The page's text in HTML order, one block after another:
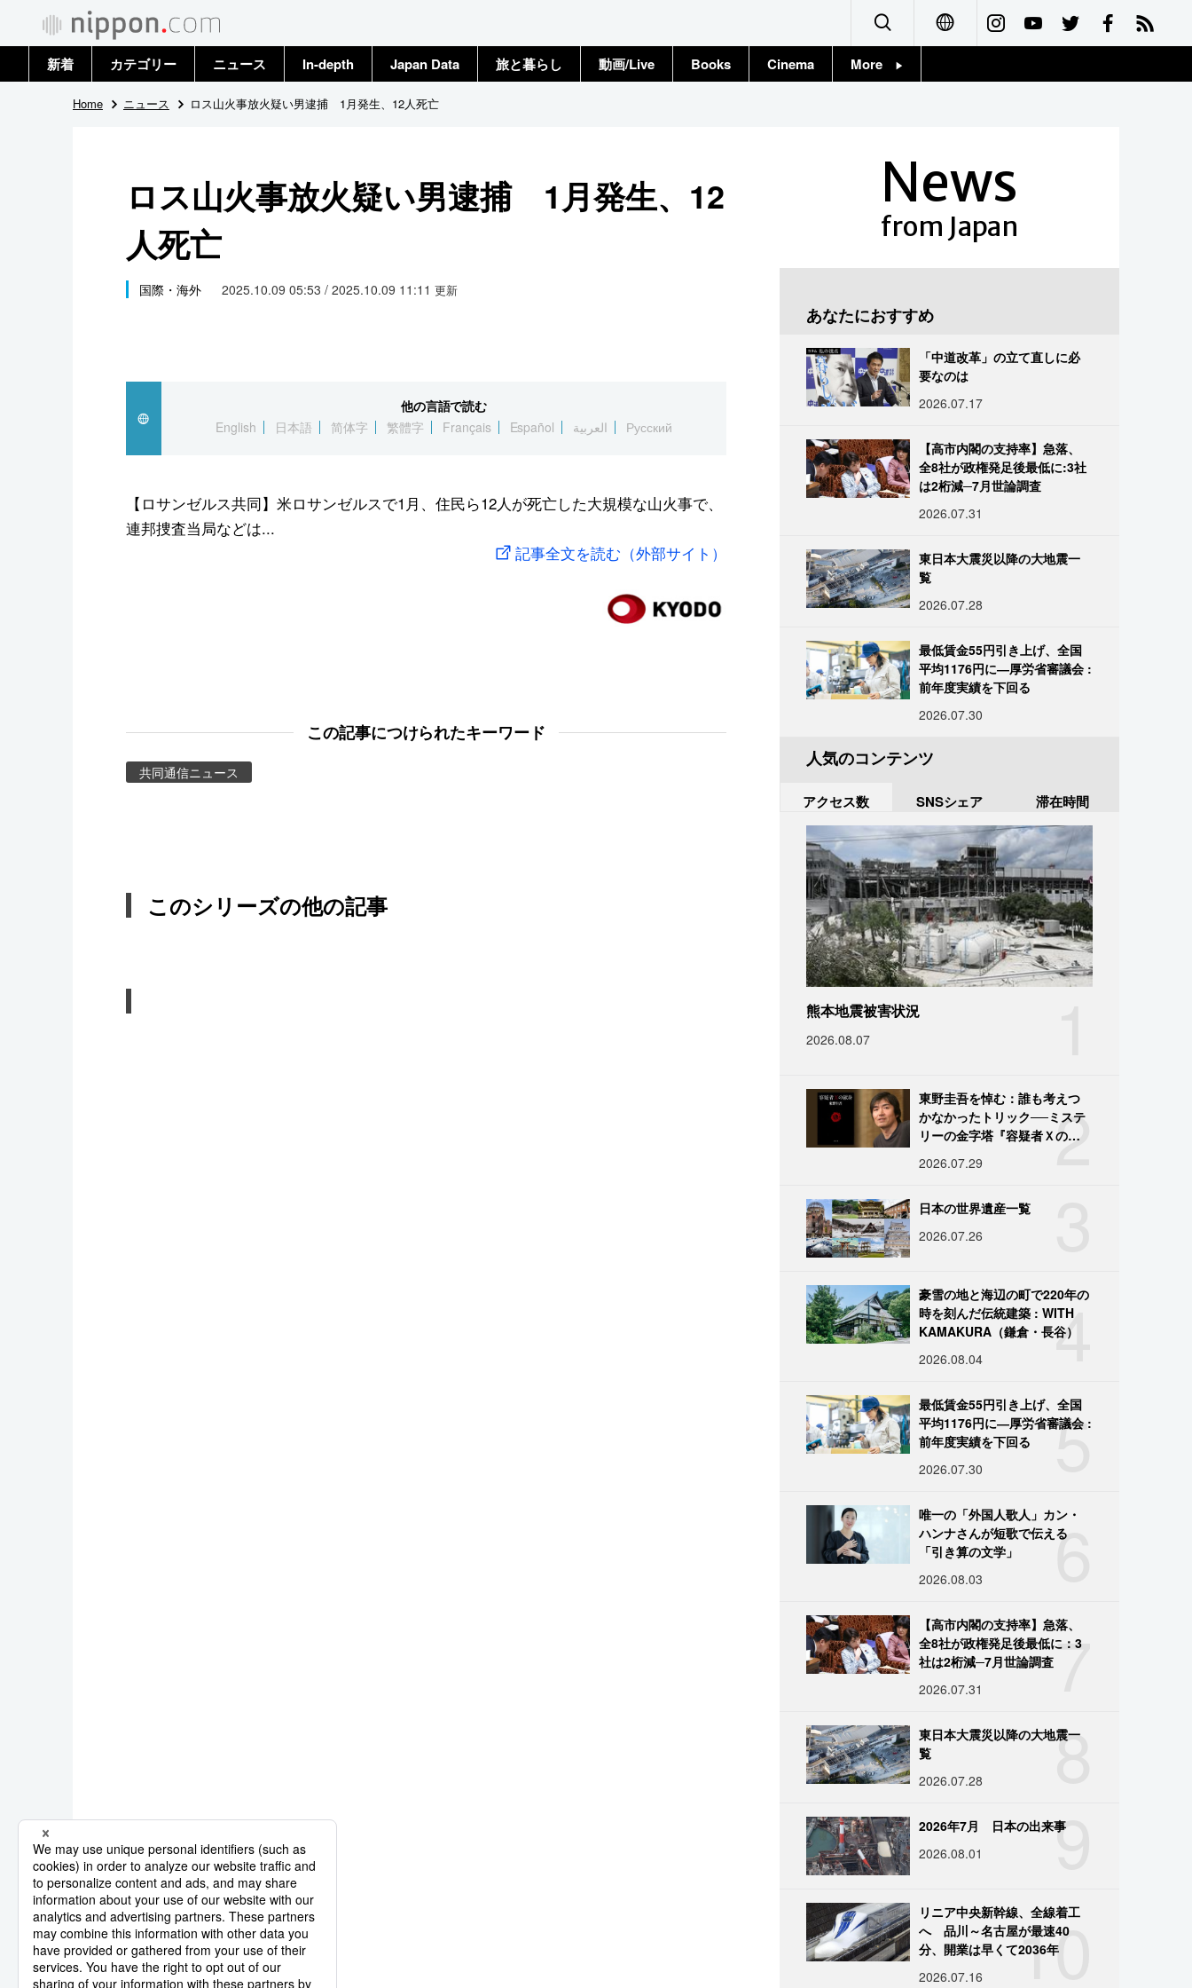
Français
新着 カテゴリー
政治・外交
文化
スポーツ・東京2020
ニュース
トップ
In-depth Japan Data 旅と暮らし 動画/Live Books Cinema More
Home ニュース ロス山火事放火疑い男逮捕 1月発生、12人死亡
ロス山火事放火疑い男逮捕 1月発生、12
人死亡
国際・海外 2025.10.09 05:53 / 2025.10.09 11:11 更新
他の言語で読む
English
日本語 简体字 繁體字 Français Español العربية Русский
【ロサンゼルス共同】米ロサンゼルスで1月、住民ら12人が死亡した大規模な山火事で、
連邦捜査当局などは...
記事全文を読む（外部サイト）
この記事につけられたキーワード
共同通信ニュース
このシリーズの他の記事
News
from Japan
あなたにおすすめ
「中道改革」の立て直しに必
要なのは
2026.07.17
【高市内閣の支持率】急落、
全8社が政権発足後最低に:3社
は2桁減─7月世論調査
2026.07.31
東日本大震災以降の大地震一
覧
2026.07.28
最低賃金55円引き上げ、全国
平均1176円に―厚労省審議会 :
前年度実績を下回る
2026.07.30
人気のコンテンツ
アクセス数 SNSシェア 滞在時間
熊本地震被害状況
2026.08.07
2
東野圭吾を悼む：誰も考えつ
かなかったトリック──ミステ
リーの金字塔『容疑者Ｘの献
2026.07.29
日本の世界遺産一覧
2026.07.26
4
豪雪の地と海辺の町で220年の
時を刻んだ伝統建築 : WITH
KAMAKURA（鎌倉・長谷）
2026.08.04
5
最低賃金55円引き上げ、全国
平均1176円に―厚労省審議会 :
前年度実績を下回る
2026.07.30
6
唯一の「外国人歌人」カン・
ハンナさんが短歌で伝える
「引き算の文学」
2026.08.03
7
【高市内閣の支持率】急落、
全8社が政権発足後最低に：3
社は2桁減─7月世論調査
2026.07.31
8
東日本大震災以降の大地震一
覧
2026.07.28
9
2026年7月 日本の出来事
2026.08.01
10
リニア中央新幹線、全線着工
へ 品川～名古屋が最速40
分、開業は早くて2036年
2026.07.16